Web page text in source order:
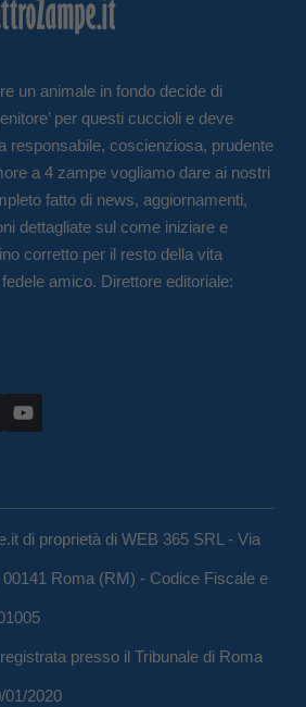
un animale in fondo decide di
per questi cuccioli e deve
responsabile, coscienziosa, prudente
a 4 zampe vogliamo dare ai nostri
fatto di news, aggiornamenti,
dettagliate sul come iniziare e
corretto per il resto della vita
amico. Direttore editoriale:
di proprietà di WEB 365 SRL - Via
Roma (RM) - Codice Fiscale e
presso il Tribunale di Roma
01/2020